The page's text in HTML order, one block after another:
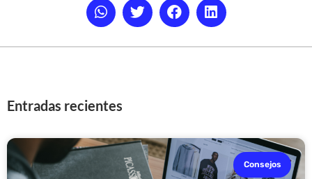
Entradas recientes
Consejos